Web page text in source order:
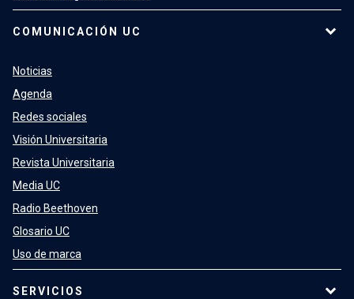
COMUNICACIÓN UC
Noticias
Agenda
Redes sociales
Visión Universitaria
Revista Universitaria
Media UC
Radio Beethoven
Glosario UC
Uso de marca
SERVICIOS